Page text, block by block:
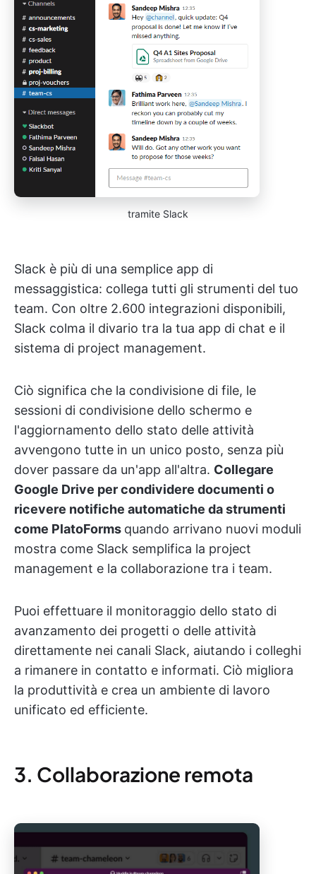
tramite Slack
Slack è più di una semplice app di
messaggistica: collega tutti gli strumenti del tuo
team. Con oltre 2.600 integrazioni disponibili,
Slack colma il divario tra la tua app di chat e il
sistema di project management.
Ciò significa che la condivisione di file, le
sessioni di condivisione dello schermo e
l'aggiornamento dello stato delle attività
avvengono tutte in un unico posto, senza più
dover passare da un'app all'altra. Collegare
Google Drive per condividere documenti o
ricevere notifiche automatiche da strumenti
come PlatoForms quando arrivano nuovi moduli
mostra come Slack semplifica la project
management e la collaborazione tra i team.
Puoi effettuare il monitoraggio dello stato di
avanzamento dei progetti o delle attività
direttamente nei canali Slack, aiutando i colleghi
a rimanere in contatto e informati. Ciò migliora
la produttività e crea un ambiente di lavoro
unificato ed efficiente.
3. Collaborazione remota